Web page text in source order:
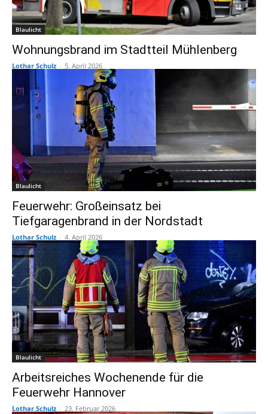
Blaulicht
Wohnungsbrand im Stadtteil Mühlenberg
Lothar Schulz - 5. April 2026
Blaulicht
Feuerwehr: Großeinsatz bei
Tiefgaragenbrand in der Nordstadt
Lothar Schulz - 4. April 2026
Blaulicht
Arbeitsreiches Wochenende für die
Feuerwehr Hannover
Lothar Schulz - 23. Februar 2026